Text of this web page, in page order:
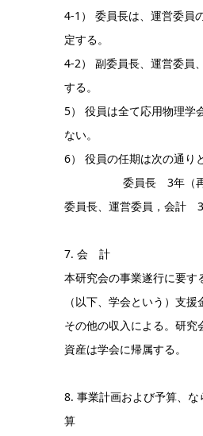
4-1） 委員長は、運営委員
定する。
4-2） 副委員長、運営委員
する。
5） 役員は全て応用物理学
ない。
6） 役員の任期は次の通り
委員長 3年（再
委員長、運営委員，会計 3
7. 会 計
本研究会の事業遂行に要す
（以下、学会という）支
その他の収入による。研究
資産は学会に帰属する。
8. 事業計画および予算、
算